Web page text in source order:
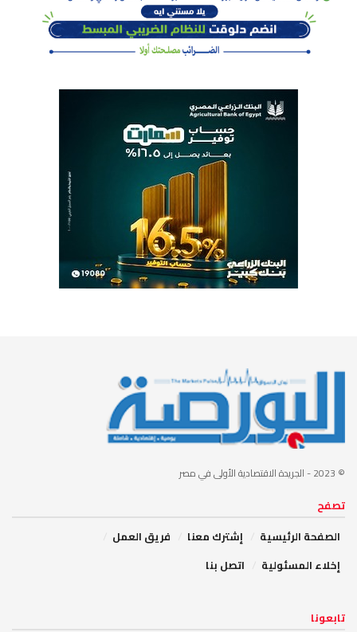
© 2023 - الجريدة الاقتصادية الأولى في مصر
تصفح
الصفحة الرئيسية
إشترك معنا
فريق العمل
إخلاء المسئولية
اتصل بنا
تابعونا